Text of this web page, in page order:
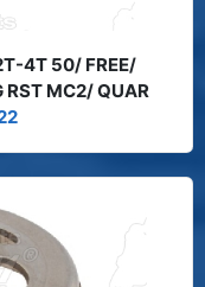
4T 50/ FREE/
RST MC2/ QUAR